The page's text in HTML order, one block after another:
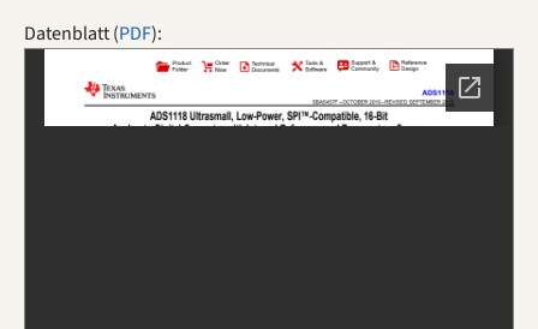
Datenblatt (PDF):